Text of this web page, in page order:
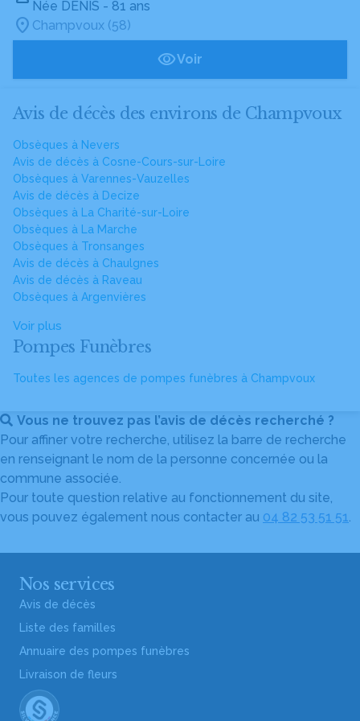
Née DENIS - 81 ans
Champvoux (58)
Voir
Avis de décès des environs de Champvoux
Obsèques à Nevers
Avis de décès à Cosne-Cours-sur-Loire
Obsèques à Varennes-Vauzelles
Avis de décès à Decize
Obsèques à La Charité-sur-Loire
Obsèques à La Marche
Obsèques à Tronsanges
Avis de décès à Chaulgnes
Avis de décès à Raveau
Obsèques à Argenvières
Voir plus
Pompes Funèbres
Toutes les agences de pompes funèbres à Champvoux
Vous ne trouvez pas l’avis de décès recherché ?
Pour affiner votre recherche, utilisez la barre de recherche
en renseignant le nom de la personne concernée ou la
commune associée.
Pour toute question relative au fonctionnement du site,
vous pouvez également nous contacter au 04 82 53 51 51.
Nos services
Avis de décès
Liste des familles
Annuaire des pompes funèbres
Livraison de fleurs